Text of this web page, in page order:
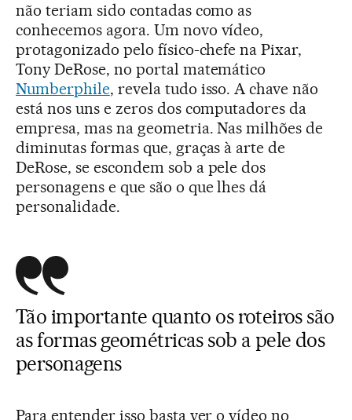
não teriam sido contadas como as
conhecemos agora. Um novo vídeo,
protagonizado pelo físico-chefe na Pixar,
Tony DeRose, no portal matemático
Numberphile, revela tudo isso. A chave não
está nos uns e zeros dos computadores da
empresa, mas na geometria. Nas milhões de
diminutas formas que, graças à arte de
DeRose, se escondem sob a pele dos
personagens e que são o que lhes dá
personalidade.
Tão importante quanto os roteiros são
as formas geométricas sob a pele dos
personagens
Para entender isso basta ver o vídeo no